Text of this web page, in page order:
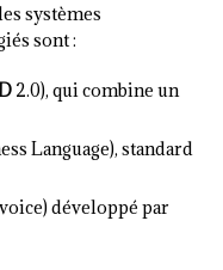
systèmes
sont :
2.0), qui combine un
Language), standard
développé par